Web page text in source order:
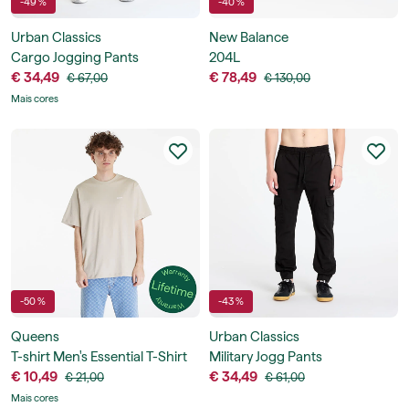
Urban Classics
Cargo Jogging Pants
€ 34,49 € 67,00
Mais cores
New Balance
204L
€ 78,49 € 130,00
-50 %
Queens
T-shirt Men's Essential T-Shirt
With Contrast Print
€ 10,49 € 21,00
Mais cores
-43 %
Urban Classics
Military Jogg Pants
€ 34,49 € 61,00